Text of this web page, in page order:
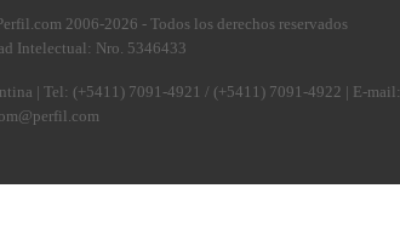
2006-2026 - Todos los derechos reservados
Intelectual: Nro. 5346433
| Tel: (+5411) 7091-4921 / (+5411) 7091-4922 | E-mail: